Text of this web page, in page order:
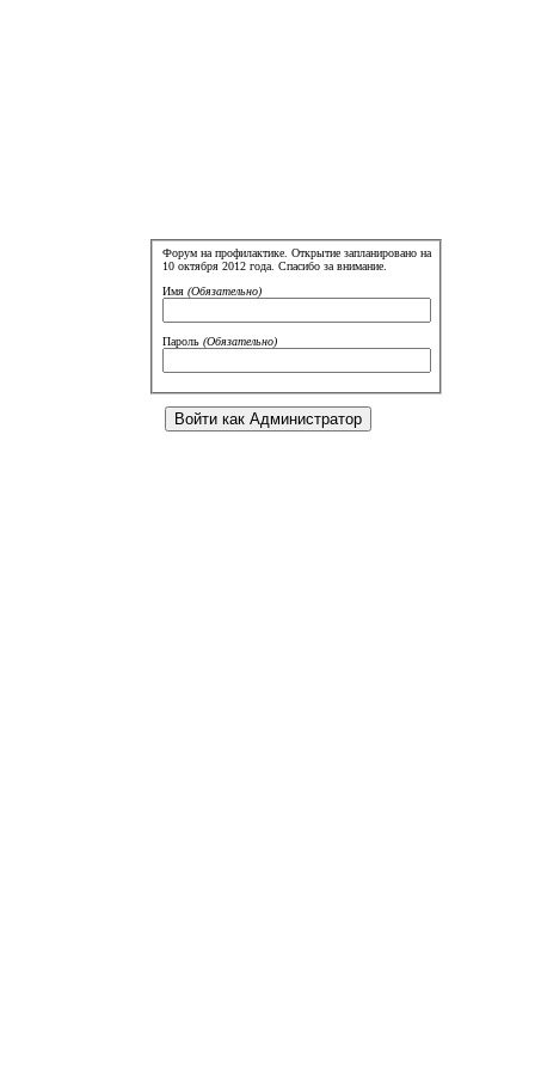
Форум на профилактике. Открытие запланировано на
10 октября 2012 года. Спасибо за внимание.
Имя (Обязательно)
Пароль (Обязательно)